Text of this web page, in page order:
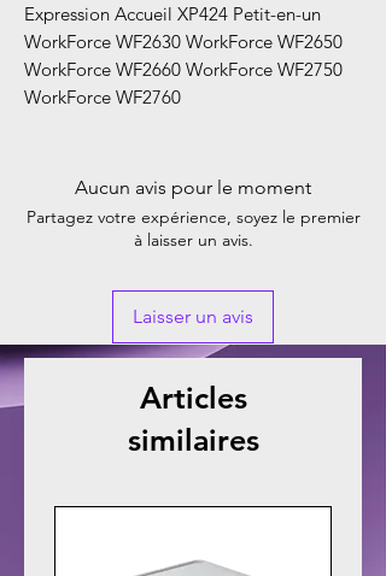
Expression Accueil XP424 Petit-en-un
WorkForce WF2630 WorkForce WF2650
WorkForce WF2660 WorkForce WF2750
WorkForce WF2760
Aucun avis pour le moment
Partagez votre expérience, soyez le premier
à laisser un avis.
Laisser un avis
Articles
similaires